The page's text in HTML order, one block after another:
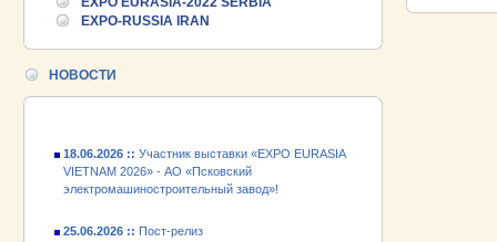
EXPO-RUSSIA IRAN
НОВОСТИ
VIETNAM 2026
24.06.2026 ::Открытие VII Международной
промышленной выставки «EXPO EURASIA
VIETNAM 2026» - АО «Псковский
электромашиностроительный завод»!